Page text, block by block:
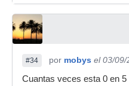
#34 por mobys el 03/09/
Cuantas veces esta 0 en 5